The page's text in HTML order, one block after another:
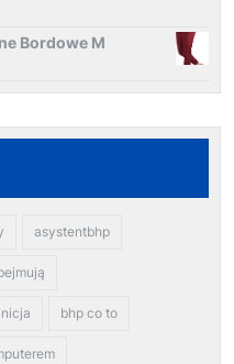
Bordowe M
asystentbhp
bhp co to